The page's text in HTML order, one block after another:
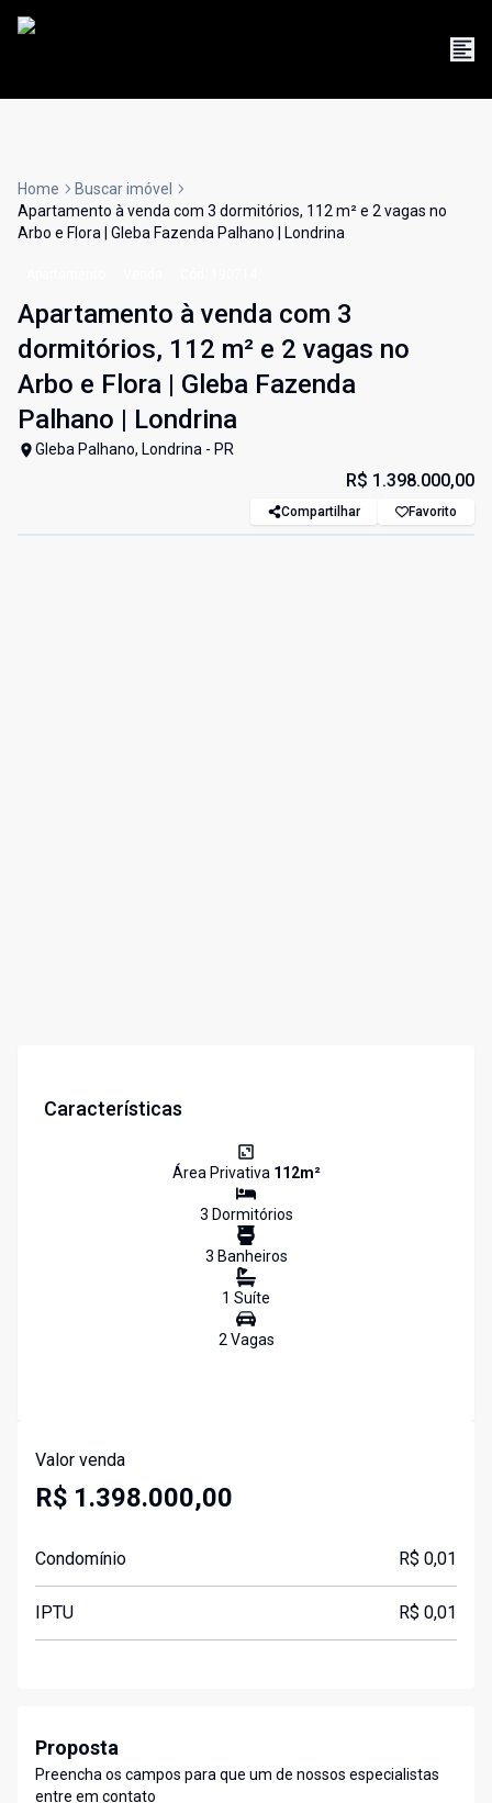
Home
Buscar imóvel
Apartamento à venda com 3 dormitórios, 112 m² e 2 vagas no
Arbo e Flora | Gleba Fazenda Palhano | Londrina
Apartamento à venda com 3
dormitórios, 112 m² e 2 vagas no
Arbo e Flora | Gleba Fazenda
Palhano | Londrina
Gleba Palhano, Londrina - PR
R$ 1.398.000,00
Compartilhar Favorito
Características
Área Privativa 112m²
3 Dormitórios
3 Banheiros
1 Suíte
2Vagas
Valor venda
R$ 1.398.000,00
Condomínio R$ 0,01
IPTU R$ 0,01
Proposta
Preencha os campos para que um de nossos especialistas
entre em contato